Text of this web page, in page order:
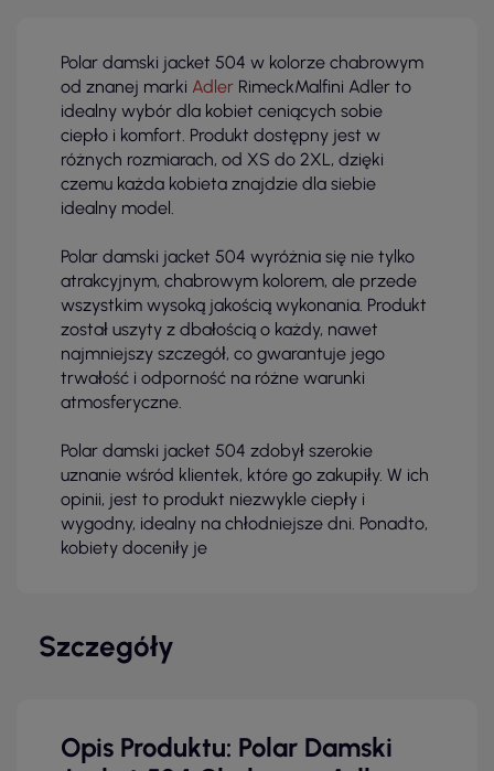
Polar damski jacket 504 w kolorze chabrowym
od znanej marki Adler RimeckMalfini Adler to
idealny wybór dla kobiet ceniących sobie
ciepło i komfort. Produkt dostępny jest w
różnych rozmiarach, od XS do 2XL, dzięki
czemu każda kobieta znajdzie dla siebie
idealny model.
Polar damski jacket 504 wyróżnia się nie tylko
atrakcyjnym, chabrowym kolorem, ale przede
wszystkim wysoką jakością wykonania. Produkt
został uszyty z dbałością o każdy, nawet
najmniejszy szczegół, co gwarantuje jego
trwałość i odporność na różne warunki
atmosferyczne.
Polar damski jacket 504 zdobył szerokie
uznanie wśród klientek, które go zakupiły. W ich
opinii, jest to produkt niezwykle ciepły i
wygodny, idealny na chłodniejsze dni. Ponadto,
kobiety doceniły je
Szczegóły
Opis Produktu: Polar Damski